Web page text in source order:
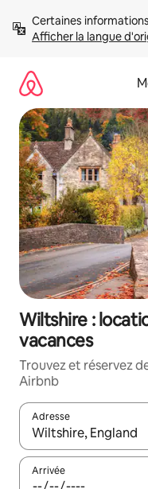
directement
Afficher la langue
Wiltshire :
vacances
Trouvez et réservez
Airbnb
Adresse
Lorsque les résultats
Arrivée